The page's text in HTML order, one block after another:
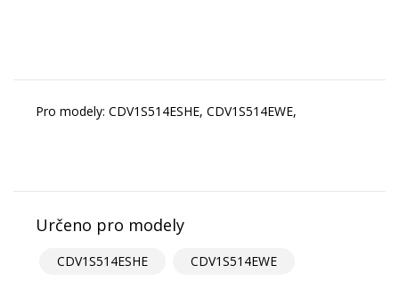
Pro modely: CDV1S514ESHE, CDV1S514EWE,
Určeno pro modely
CDV1S514ESHE CDV1S514EWE